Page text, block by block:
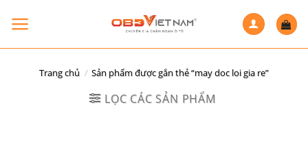
Trang chủ / Sản phẩm được gắn thẻ “may doc loi gia re”
LỌC CÁC SẢN PHẨM